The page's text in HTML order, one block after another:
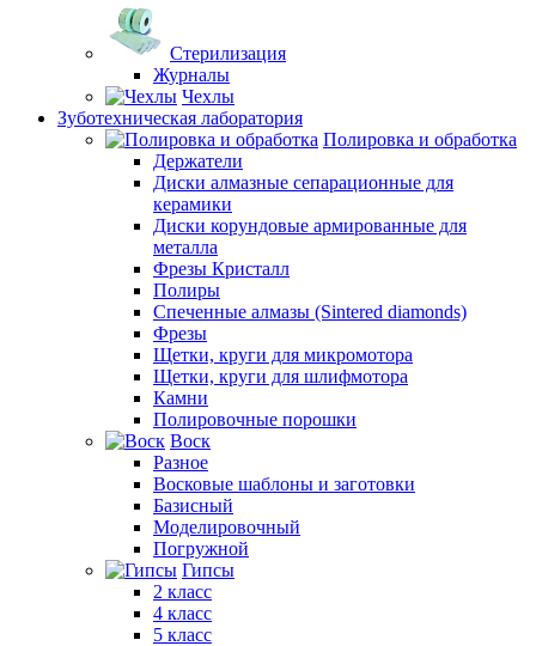
Стерилизация
Журналы
Чехлы
Зуботехническая лаборатория
Полировка и обработка
Держатели
Диски алмазные сепарационные для
керамики
Диски корундовые армированные для
металла
Фрезы Кристалл
Полиры
Спеченные алмазы (Sintered diamonds)
Фрезы
Щетки, круги для микромотора
Щетки, круги для шлифмотора
Камни
Полировочные порошки
Воск
Разное
Восковые шаблоны и заготовки
Базисный
Моделировочный
Погружной
Гипсы
2 класс
4 класс
5 класс